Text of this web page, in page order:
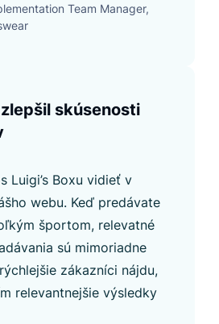
Team Manager,
zlepšil skúsenosti
Luigi’s Boxu vidieť v
webu. Keď predávate
športom, relevatné
sú mimoriadne
zákazníci nájdu,
relevantnejšie výsledky